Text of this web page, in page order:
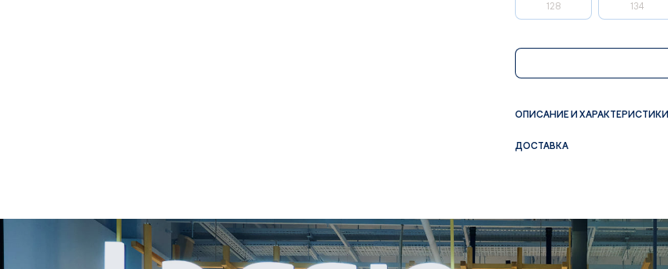
128 134
ОПИСАНИЕ И ХАРАКТЕРИСТИКИ
ДОСТАВКА